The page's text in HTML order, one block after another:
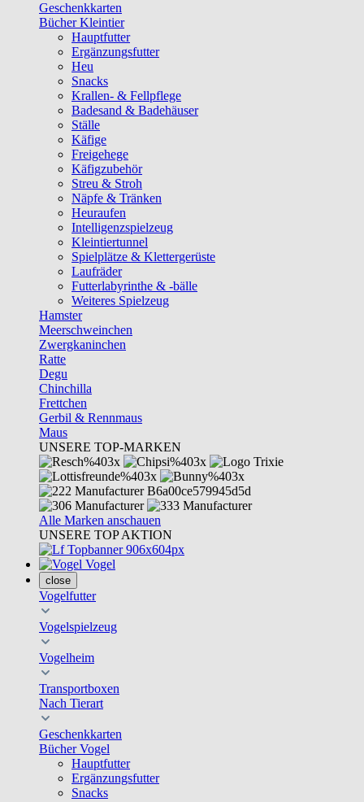
Geschenkkarten
Bücher Kleintier
Hauptfutter
Ergänzungsfutter
Heu
Snacks
Krallen- & Fellpflege
Badesand & Badehäuser
Ställe
Käfige
Freigehege
Käfigzubehör
Streu & Stroh
Näpfe & Tränken
Heuraufen
Intelligenzspielzeug
Kleintiertunnel
Spielplätze & Klettergerüste
Laufräder
Futterlabyrinthe & -bälle
Weiteres Spielzeug
Hamster
Meerschweinchen
Zwergkaninchen
Ratte
Degu
Chinchilla
Frettchen
Gerbil & Rennmaus
Maus
UNSERE TOP-MARKEN
Alle Marken anschauen
UNSERE TOP AKTION
Vogel
close
Vogelfutter
Vogelspielzeug
Vogelheim
Transportboxen
Nach Tierart
Geschenkkarten
Bücher Vogel
Hauptfutter
Ergänzungsfutter
Snacks